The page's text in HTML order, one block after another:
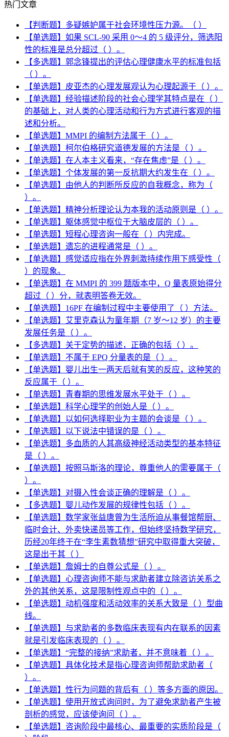
热门文章
【判断题】多疑嫉妒属于社会环境性压力源。（ ）
【单选题】如果 SCL-90 采用 0～4 的 5 级评分，筛选阳
性的标准是总分超过（ ）。
【多选题】郭念锋提出的评估心理健康水平的标准包括
（ ）。
【单选题】皮亚杰的心理发展观认为心理起源于（ ）。
【单选题】经验描述阶段的社会心理学其特点是在（ ）
的基础上，对人类的心理活动和行为方式进行客观的描
述和分析。
【单选题】MMPI 的编制方法属于（ ）。
【单选题】柯尔伯格研究道德发展的方法是（ ）。
【单选题】在人本主义看来，“存在焦虑”是（ ）。
【单选题】个体发展的第一反抗期大约发生在（ ）。
【单选题】由他人的判断所反应的自我概念，称为（
）。
【单选题】精神分析理论认为本我的活动原则是（ ）。
【单选题】躯体感觉中枢位于大脑皮层的（ ）。
【单选题】短程心理咨询一般在（ ）内完成。
【单选题】遗忘的进程通常是（ ）。
【单选题】感觉适应指在外界刺激持续作用下感受性（
）的现象。
【单选题】在 MMPI 的 399 题版本中，Q 量表原始得分
超过（ ）分，就表明答卷无效。
【单选题】16PF 在编制过程中主要使用了（ ）方法。
【单选题】艾里克森认为童年期（7 岁～12 岁）的主要
发展任务是（ ）。
【多选题】关于定势的描述，正确的包括（ ）。
【单选题】不属于 EPQ 分量表的是（ ）。
【单选题】婴儿出生一两天后就有笑的反应，这种笑的
反应属于（ ）。
【单选题】青春期的思维发展水平处于（ ）。
【单选题】科学心理学的创始人是（ ）。
【单选题】以如何选择职业为主题的会谈是（ ）。
【单选题】以下说法中错误的是（ ）。
【单选题】多血质的人其高级神经活动类型的基本特征
是（ ）。
【单选题】按照马斯洛的理论，尊重他人的需要属于（
）。
【单选题】对摄入性会谈正确的理解是（ ）。
【多选题】婴儿动作发展的规律性包括（ ）。
【单选题】数学家张益唐曾为生活所迫从事餐馆帮厨、
临时会计、外卖快递员等工作，但始终坚持数学研究，
历经20年终于在“李生素数猜想”研究中取得重大突破，
这是出于其（ ）
【单选题】詹姆士的自尊公式是（ ）。
【单选题】心理咨询师不能与求助者建立除咨访关系之
外的其他关系，这是限制性观点中的（ ）。
【单选题】动机强度和活动效率的关系大致是（ ）型曲
线。
【单选题】与求助者的多数临床表现有内在联系的因素
就是引发临床表现的（ ）。
【单选题】“完整的接纳”求助者，并不意味着（ ）。
【单选题】具体化技术是指心理咨询师帮助求助者（
）。
【单选题】性行为问题的背后有（ ）等多方面的原因。
【单选题】使用开放式询问时，为了避免求助者产生被
剖析的感觉，应该使询问（ ）。
【单选题】咨询阶段中最核心、最重要的实质阶段是（